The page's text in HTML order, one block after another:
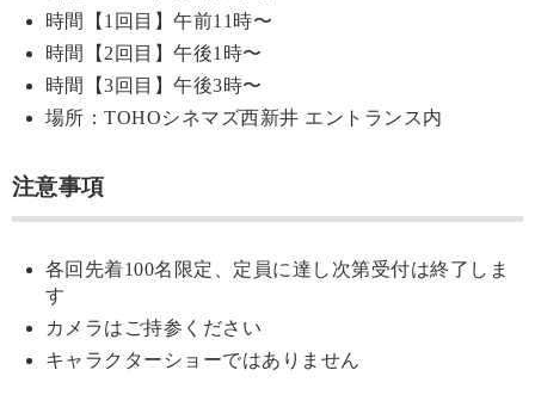
時間【1回目】午前11時〜
時間【2回目】午後1時〜
時間【3回目】午後3時〜
場所：TOHOシネマズ西新井 エントランス内
注意事項
各回先着100名限定、定員に達し次第受付は終了しま
す
カメラはご持参ください
キャラクターショーではありません